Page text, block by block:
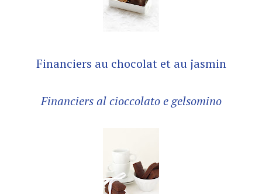
Financiers au chocolat et au jasmin
Financiers al cioccolato e gelsomino